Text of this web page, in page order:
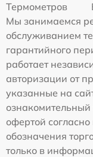
Термометров
Мы занимаемся
обслуживанием
гарантийного
работает
авторизации от
указанные на
офертой
обозначения
только в